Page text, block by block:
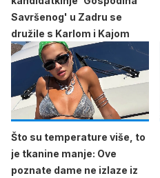
Savršenog' u Zadru se
družile s Karlom i Kajom
Što su temperature više, to
je tkanine manje: Ove
poznate dame ne izlaze iz